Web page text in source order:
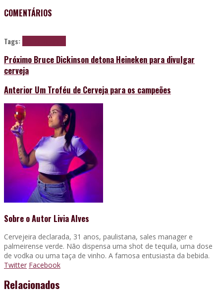
COMENTÁRIOS
Tags:
Próximo Bruce Dickinson detona Heineken para divulgar
cerveja
Anterior Um Troféu de Cerveja para os campeões
Sobre o Autor Livia Alves
Cervejeira declarada, 31 anos, paulistana, sales manager e
palmeirense verde. Não dispensa uma shot de tequila, uma dose
de vodka ou uma taça de vinho. A famosa entusiasta da bebida.
Twitter Facebook
Relacionados